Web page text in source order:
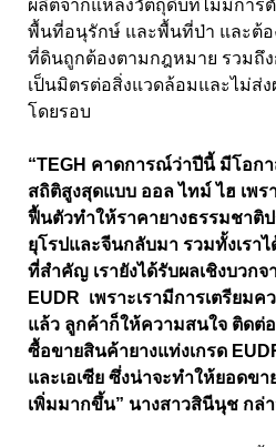
ผลิตจากแหล่งวัตถุดิบที่ไม่มีการ
พื้นที่อนุรักษ์ และพื้นที่ป่า และต้อ
ที่ดินถูกต้องตามกฎหมาย รวมถึง
เป็นมิตรต่อสิ่งแวดล้อมและไม่
โดยรอบ
“TEGH คาดการณ์ว่าปีนี้ มีโอก
สถิติสูงสุดแบบ ออล ไทม์ ไฮ เพ
ฟื้นตัวทำให้ราคายางธรรมชาติ
ยุโรปและจีนกลับมา รวมทั้งเรา
ที่สำคัญ เรายังได้รับผลเชิงบวก
EUDR เพราะเรามีการเตรียม
แล้ว ลูกค้าก็ให้ความสนใจ ติดต่
ซื้อขายสินค้ายางแท่งเกรด
และเอเซีย ซึ่งน่าจะทำให้ยอดข
เพิ่มมากขึ้น” นางสาวสินีนุช กล่